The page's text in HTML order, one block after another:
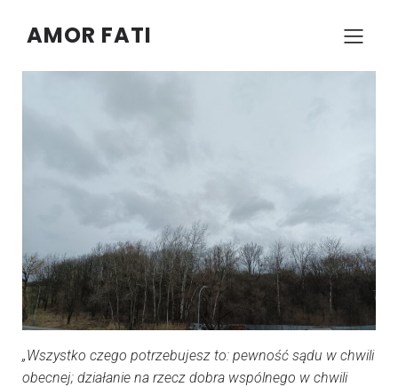
AMOR FATI
KONRAD SZCZYPCZYK
„Wszystko czego potrzebujesz to: pewność sądu w chwili
obecnej; działanie na rzecz dobra wspólnego w chwili